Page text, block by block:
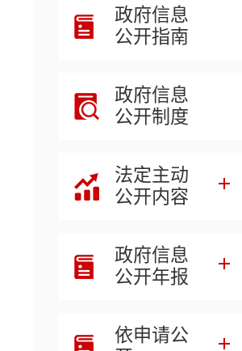
政府信息
公开指南
政府信息
公开制度
法定主动
公开内容
政府信息
公开年报
依申请公